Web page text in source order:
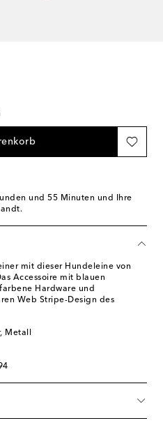
und 55 Minuten und Ihre
mit dieser Hundeleine von
Accessoire mit blauen
Hardware und
Web Stripe-Design des
Metall